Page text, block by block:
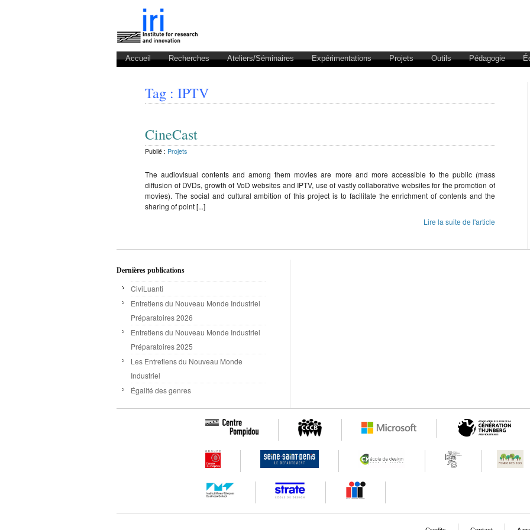
Accueil Recherches Ateliers/Séminaires Expérimentations Projets Outils Pédagogie
Tag : IPTV
CineCast
Publié : Projets
The audiovisual contents and among them movies are more and more accessible to the public (mass
diffusion of DVDs, growth of VoD websites and IPTV, use of vastly collaborative websites for the promotion of
movies). The social and cultural ambition of this project is to facilitate the enrichment of contents and the
sharing of point [...]
Lire la suite de l'article
Dernières publications
CiviLuanti
Entretiens du Nouveau Monde Industriel
Préparatoires 2026
Entretiens du Nouveau Monde Industriel
Préparatoires 2025
Les Entretiens du Nouveau Monde
Industriel
Égalité des genres